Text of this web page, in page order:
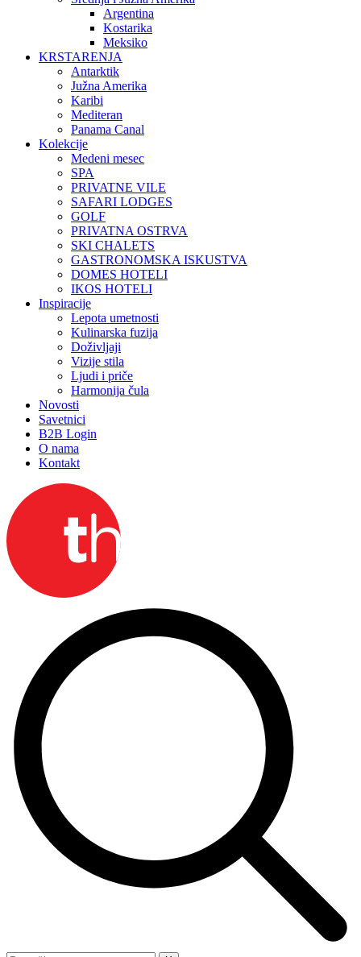
Argentina
Kostarika
Meksiko
KRSTARENJA
Antarktik
Južna Amerika
Karibi
Mediteran
Panama Canal
Kolekcije
Medeni mesec
SPA
PRIVATNE VILE
SAFARI LODGES
GOLF
PRIVATNA OSTRVA
SKI CHALETS
GASTRONOMSKA ISKUSTVA
DOMES HOTELI
IKOS HOTELI
Inspiracije
Lepota umetnosti
Kulinarska fuzija
Doživljaji
Vizije stila
Ljudi i priče
Harmonija čula
Novosti
Savetnici
B2B Login
O nama
Kontakt